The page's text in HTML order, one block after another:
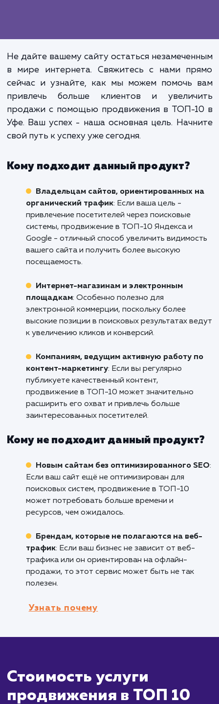
усилий. Но важно понимать, что
просто вложение ресурсов.
инвестиция в будущее вашего
которая принесет вам
долгосрочные выгоды,
брендового признания и
вашего присутствия в интернете.
Не дайте вашему сайту остаться
сейчас и узнайте, как мы можем помочь
привлечь больше клиентов и
продажи с помощью продвижения в ТОП-
Уфе. Ваш успех - наша основная цель.
Кому подходит данный продукт?
Владельцам сайтов, ориентированных
органический трафик : Если ваша цель -
привлечение посетителей через поисковые
системы, продвижение в ТОП-10 Яндекса и
Google - отличный способ увеличить
вашего сайта и получить более высокую
посещаемость.
Интернет-магазинам и электронным
электронной коммерции, поскольку более
высокие позиции в поисковых результатах
к увеличению кликов и конверсий.
контент-маркетингу
Кому не подходит данный